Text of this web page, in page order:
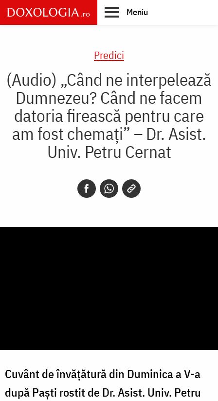
Skip
to
main
Meniu
Predici
(Audio) „Când ne interpelează
Dumnezeu? Când ne facem
datoria firească pentru care
am fost chemați” – Dr. Asist.
Univ. Petru Cernat
Cuvânt de învățătură din Duminica a V-a
după Paști rostit de Dr. Asist. Univ. Petru